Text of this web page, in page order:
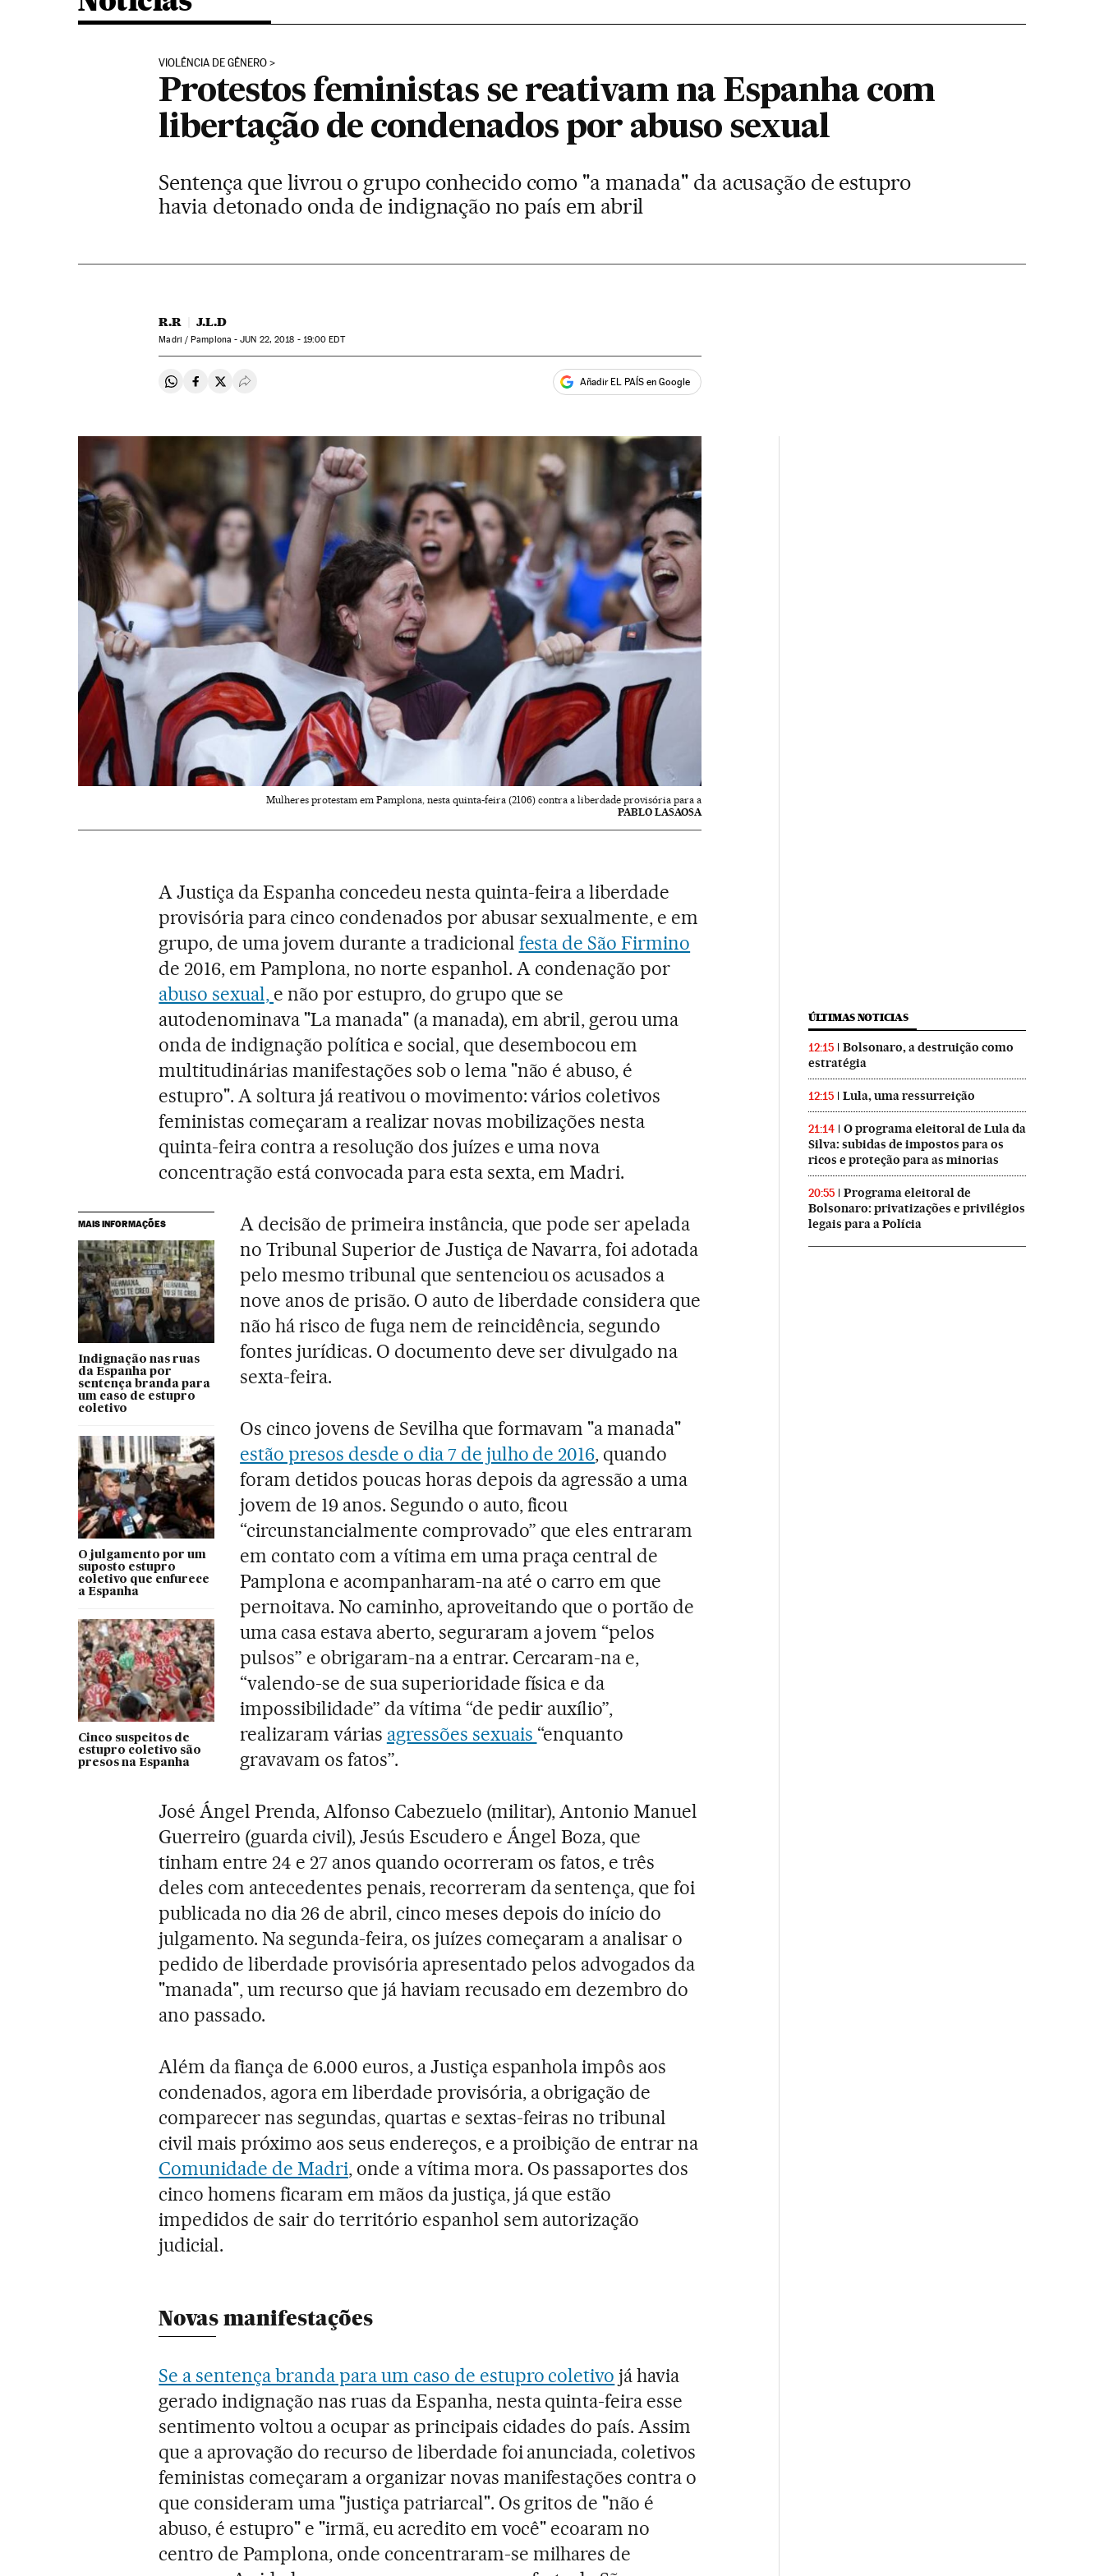
VIOLÊNCIA DE GÊNERO
Protestos feministas se reativam na Espanha com
libertação de condenados por abuso sexual
Sentença que livrou o grupo conhecido como "a manada" da acusação de estupro
havia detonado onda de indignação no país em abril
R.R J.L.D
Madri / Pamplona -JUN 22, 2018 - 19:00 EDT
Compartir en Whatsapp
Compartir en Facebook
Compartir en Twitter
Desplegar Redes Sociales Añadir EL PAÍS en Google
Mulheres protestam em Pamplona, nesta quinta-feira (2106) contra a liberdade provisória para a
PABLO LASAOSA
A Justiça da Espanha concedeu nesta quinta-feira a liberdade
provisória para cinco condenados por abusar sexualmente, e em
grupo, de uma jovem durante a tradicional festa de São Firmino
de 2016, em Pamplona, no norte espanhol. A condenação por
abuso sexual, e não por estupro, do grupo que se
autodenominava "La manada" (a manada), em abril, gerou uma
onda de indignação política e social, que desembocou em
multitudinárias manifestações sob o lema "não é abuso, é
estupro". A soltura já reativou o movimento: vários coletivos
feministas começaram a realizar novas mobilizações nesta
quinta-feira contra a resolução dos juízes e uma nova
concentração está convocada para esta sexta, em Madri.
MAIS INFORMAÇÕES
Indignação nas ruas
da Espanha por
sentença branda para
um caso de estupro
coletivo
O julgamento por um
suposto estupro
coletivo que enfurece
a Espanha
Cinco suspeitos de
estupro coletivo são
presos na Espanha
A decisão de primeira instância, que pode ser apelada
no Tribunal Superior de Justiça de Navarra, foi adotada
pelo mesmo tribunal que sentenciou os acusados a
nove anos de prisão. O auto de liberdade considera que
não há risco de fuga nem de reincidência, segundo
fontes jurídicas. O documento deve ser divulgado na
sexta-feira.
Os cinco jovens de Sevilha que formavam "a manada"
estão presos desde o dia 7 de julho de 2016, quando
foram detidos poucas horas depois da agressão a uma
jovem de 19 anos. Segundo o auto, ficou
“circunstancialmente comprovado” que eles entraram
em contato com a vítima em uma praça central de
Pamplona e acompanharam-na até o carro em que
pernoitava. No caminho, aproveitando que o portão de
uma casa estava aberto, seguraram a jovem “pelos
pulsos” e obrigaram-na a entrar. Cercaram-na e,
“valendo-se de sua superioridade física e da
impossibilidade” da vítima “de pedir auxílio”,
realizaram várias agressões sexuais “enquanto
gravavam os fatos”.
José Ángel Prenda, Alfonso Cabezuelo (militar), Antonio Manuel
Guerreiro (guarda civil), Jesús Escudero e Ángel Boza, que
tinham entre 24 e 27 anos quando ocorreram os fatos, e três
deles com antecedentes penais, recorreram da sentença, que foi
publicada no dia 26 de abril, cinco meses depois do início do
julgamento. Na segunda-feira, os juízes começaram a analisar o
pedido de liberdade provisória apresentado pelos advogados da
"manada", um recurso que já haviam recusado em dezembro do
ano passado.
Além da fiança de 6.000 euros, a Justiça espanhola impôs aos
condenados, agora em liberdade provisória, a obrigação de
comparecer nas segundas, quartas e sextas-feiras no tribunal
civil mais próximo aos seus endereços, e a proibição de entrar na
Comunidade de Madri, onde a vítima mora. Os passaportes dos
cinco homens ficaram em mãos da justiça, já que estão
impedidos de sair do território espanhol sem autorização
judicial.
Novas manifestações
Se a sentença branda para um caso de estupro coletivo já havia
gerado indignação nas ruas da Espanha, nesta quinta-feira esse
sentimento voltou a ocupar as principais cidades do país. Assim
que a aprovação do recurso de liberdade foi anunciada, coletivos
feministas começaram a organizar novas manifestações contra o
que consideram uma "justiça patriarcal". Os gritos de "não é
abuso, é estupro" e "irmã, eu acredito em você" ecoaram no
centro de Pamplona, onde concentraram-se milhares de
ÚLTIMAS NOTICIAS
12:15
Bolsonaro, a destruição como
estratégia
12:15 Lula, uma ressurreição
21:14
O programa eleitoral de Lula da
Silva: subidas de impostos para os
ricos e proteção para as minorias
20:55
Programa eleitoral de
Bolsonaro: privatizações e privilégios
legais para a Polícia